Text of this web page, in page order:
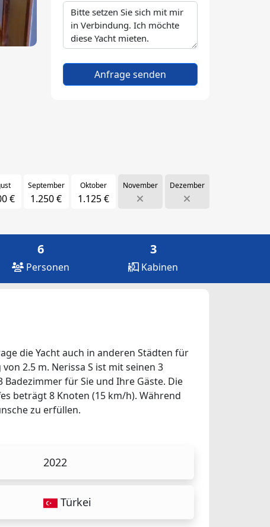
Anfrage senden
€
September
1.250 €
Oktober
1.125 €
November Dezember
6
Personen
3
Kabinen
die Yacht auch in anderen Städten für
2.5 m. Nerissa S ist mit seinen 3
für Sie und Ihre Gäste. Die
beträgt 8 Knoten (15 km/h). Während
zu erfüllen.
2022
Türkei